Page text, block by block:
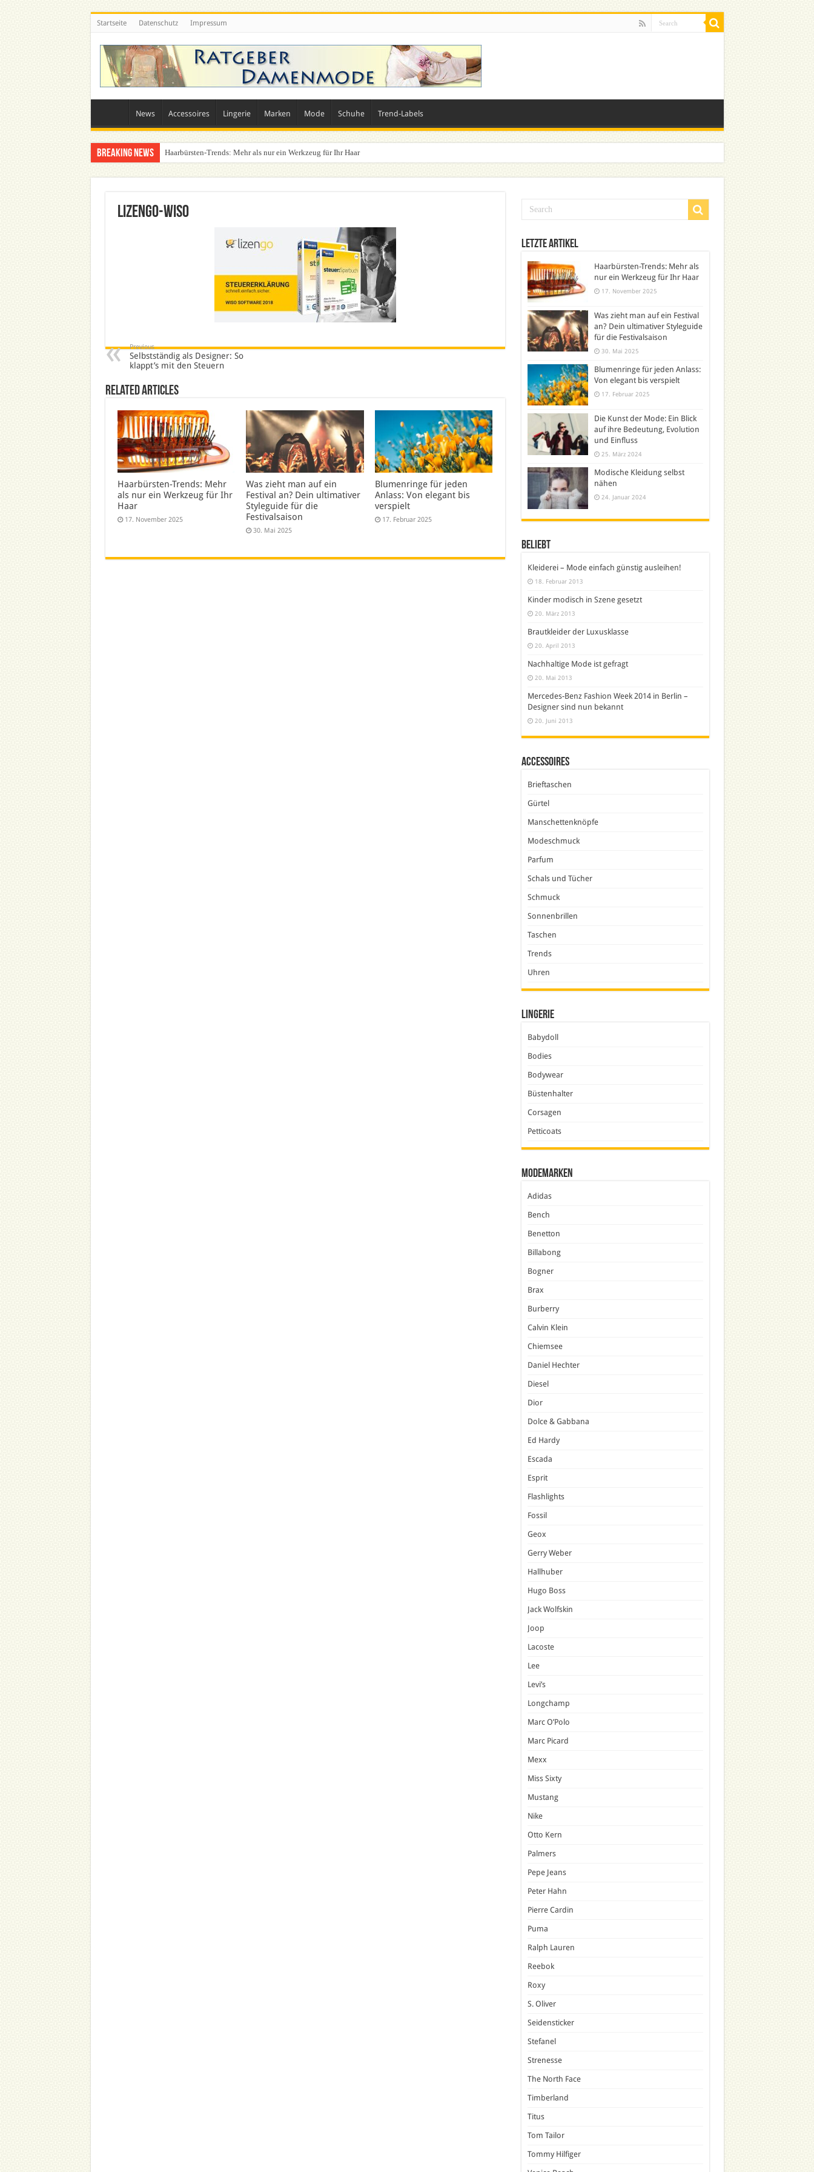
Startseite Datenschutz Impressum
News Accessoires Lingerie Marken Mode Schuhe Trend-Labels
Breaking News Haarbürsten-Trends: Mehr als nur ein Werkzeug für Ihr Haar
Was zieht man auf ein Festival an? Dein ultimativer Styleguide für die Festivalsaison
lizengo-wiso
Previous
Selbstständig als Designer: So
klappt’s mit den Steuern
Related Articles
Haarbürsten-Trends: Mehr
als nur ein Werkzeug für Ihr
Haar
17. November 2025
Was zieht man auf ein
Festival an? Dein ultimativer
Styleguide für die
Festivalsaison
30. Mai 2025
Blumenringe für jeden
Anlass: Von elegant bis
verspielt
17. Februar 2025
Letzte Artikel
Haarbürsten-Trends: Mehr als
nur ein Werkzeug für Ihr Haar
17. November 2025
Was zieht man auf ein Festival
an? Dein ultimativer Styleguide
für die Festivalsaison
30. Mai 2025
Blumenringe für jeden Anlass:
Von elegant bis verspielt
17. Februar 2025
Die Kunst der Mode: Ein Blick
auf ihre Bedeutung, Evolution
und Einfluss
25. März 2024
Modische Kleidung selbst
nähen
24. Januar 2024
Beliebt
Kleiderei – Mode einfach günstig ausleihen!
18. Februar 2013
Kinder modisch in Szene gesetzt
20. März 2013
Brautkleider der Luxusklasse
20. April 2013
Nachhaltige Mode ist gefragt
20. Mai 2013
Mercedes-Benz Fashion Week 2014 in Berlin –
Designer sind nun bekannt
20. Juni 2013
Accessoires
Brieftaschen
Gürtel
Manschettenknöpfe
Modeschmuck
Parfum
Schals und Tücher
Schmuck
Sonnenbrillen
Taschen
Trends
Uhren
Lingerie
Babydoll
Bodies
Bodywear
Büstenhalter
Corsagen
Petticoats
Modemarken
Adidas
Bench
Benetton
Billabong
Bogner
Brax
Burberry
Calvin Klein
Chiemsee
Daniel Hechter
Diesel
Dior
Dolce & Gabbana
Ed Hardy
Escada
Esprit
Flashlights
Fossil
Geox
Gerry Weber
Hallhuber
Hugo Boss
Jack Wolfskin
Joop
Lacoste
Lee
Levi’s
Longchamp
Marc O’Polo
Marc Picard
Mexx
Miss Sixty
Mustang
Nike
Otto Kern
Palmers
Pepe Jeans
Peter Hahn
Pierre Cardin
Puma
Ralph Lauren
Reebok
Roxy
S. Oliver
Seidensticker
Stefanel
Strenesse
The North Face
Timberland
Titus
Tom Tailor
Tommy Hilfiger